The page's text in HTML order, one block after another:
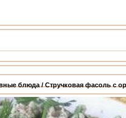
блюда/ Стручковая фасоль с